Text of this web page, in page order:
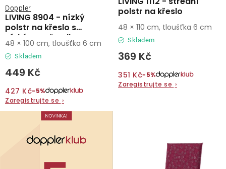
O nás
Kontakty
ů
LIVING 8904 - nízký
polstr na křeslo s
nízkým opěradlem
Doppler
Skladem
449 Kč
427 Kč−5%
Zaregistrujte se ›
48 × 100 cm, tloušťka 6 cm
polstr na křeslo
Skladem
369 Kč
351 Kč−5%
Zaregistrujte se ›
48 × 110 cm, tloušťka 6 cm